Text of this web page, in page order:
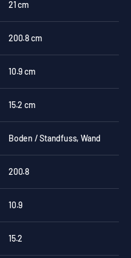
21 cm
200.8 cm
10.9 cm
15.2 cm
Boden / Standfuss, Wand
200.8
10.9
15.2